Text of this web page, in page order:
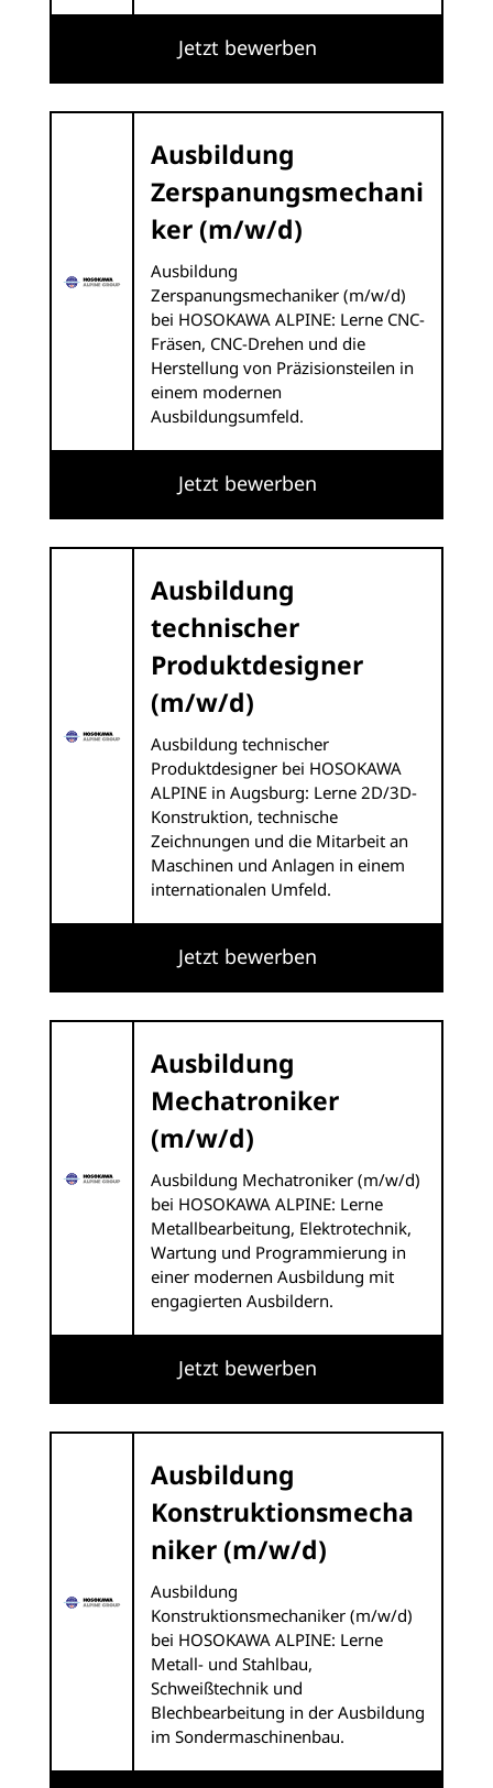
Jetzt bewerben
Ausbildung
Zerspanungsmechani
ker (m/w/d)
Ausbildung
Zerspanungsmechaniker (m/w/d)
bei HOSOKAWA ALPINE: Lerne CNC-
Fräsen, CNC-Drehen und die
Herstellung von Präzisionsteilen in
einem modernen
Ausbildungsumfeld.
Jetzt bewerben
Ausbildung
technischer
Produktdesigner
(m/w/d)
Ausbildung technischer
Produktdesigner bei HOSOKAWA
ALPINE in Augsburg: Lerne 2D/3D-
Konstruktion, technische
Zeichnungen und die Mitarbeit an
Maschinen und Anlagen in einem
internationalen Umfeld.
Jetzt bewerben
Ausbildung
Mechatroniker
(m/w/d)
Ausbildung Mechatroniker (m/w/d)
bei HOSOKAWA ALPINE: Lerne
Metallbearbeitung, Elektrotechnik,
Wartung und Programmierung in
einer modernen Ausbildung mit
engagierten Ausbildern.
Jetzt bewerben
Ausbildung
Konstruktionsmecha
niker (m/w/d)
Ausbildung
Konstruktionsmechaniker (m/w/d)
bei HOSOKAWA ALPINE: Lerne
Metall- und Stahlbau,
Schweißtechnik und
Blechbearbeitung in der Ausbildung
im Sondermaschinenbau.